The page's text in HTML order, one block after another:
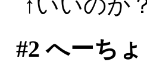
↑いいのか
#2 へーちょ